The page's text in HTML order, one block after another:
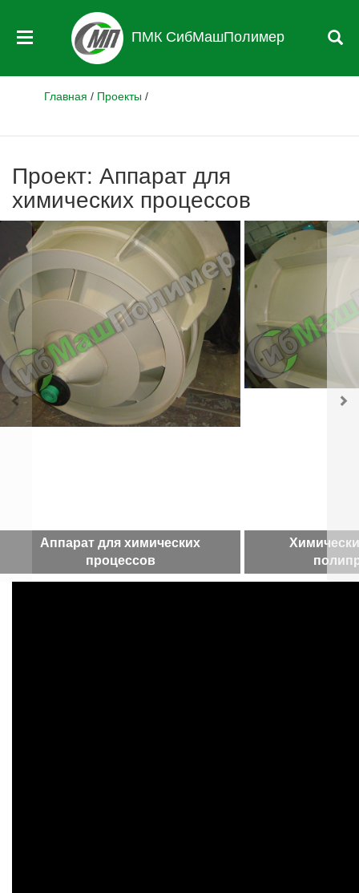
ПМК СибМашПолимер
Главная / Проекты /
Проект: Аппарат для
химических процессов
Аппарат для химических
процессов